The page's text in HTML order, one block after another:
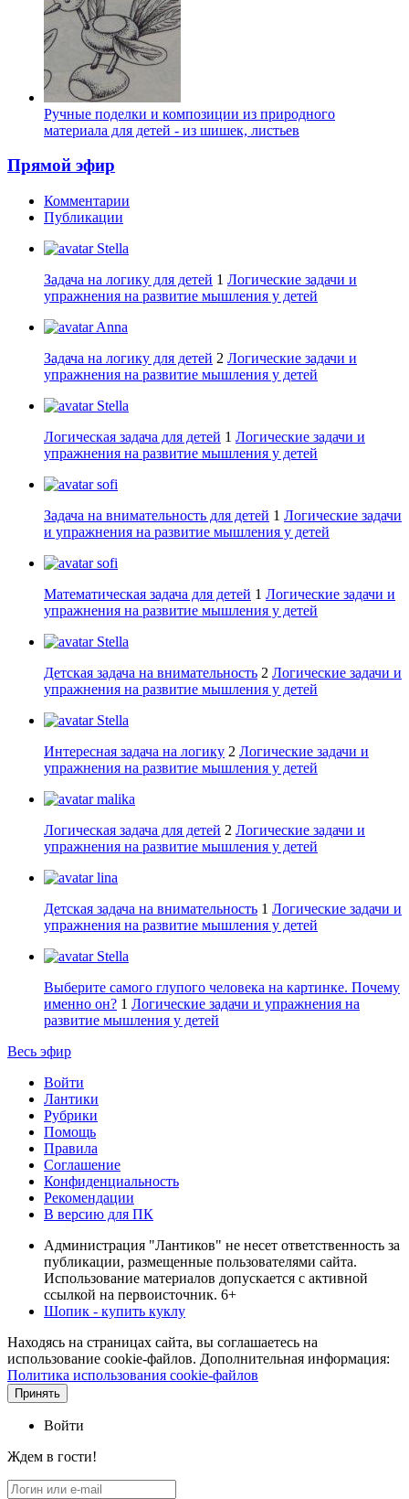
Ручные поделки и композиции из природного
материала для детей - из шишек, листьев
Прямой эфир
Комментарии
Публикации
Stella
Задача на логику для детей 1 Логические задачи и
упражнения на развитие мышления у детей
Anna
Задача на логику для детей 2 Логические задачи и
упражнения на развитие мышления у детей
Stella
Логическая задача для детей 1 Логические задачи и
упражнения на развитие мышления у детей
sofi
Задача на внимательность для детей 1 Логические задачи
и упражнения на развитие мышления у детей
sofi
Математическая задача для детей 1 Логические задачи и
упражнения на развитие мышления у детей
Stella
Детская задача на внимательность 2 Логические задачи и
упражнения на развитие мышления у детей
Stella
Интересная задача на логику 2 Логические задачи и
упражнения на развитие мышления у детей
malika
Логическая задача для детей 2 Логические задачи и
упражнения на развитие мышления у детей
lina
Детская задача на внимательность 1 Логические задачи и
упражнения на развитие мышления у детей
Stella
Выберите самого глупого человека на картинке. Почему
именно он? 1 Логические задачи и упражнения на
развитие мышления у детей
Весь эфир
Войти
Лантики
Рубрики
Помощь
Правила
Соглашение
Конфиденциальность
Рекомендации
В версию для ПК
Администрация "Лантиков" не несет ответственность за
публикации, размещенные пользователями сайта.
Использование материалов допускается с активной
ссылкой на первоисточник. 6+
Шопик - купить куклу
Находясь на страницах сайта, вы соглашаетесь на
использование cookie-файлов. Дополнительная информация:
Политика использования cookie-файлов
Принять
Войти
Ждем в гости!